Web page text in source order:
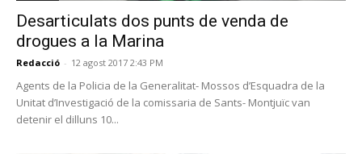
Desarticulats dos punts de venda de
drogues a la Marina
Redacció - 12 agost 2017 2:43 PM
Agents de la Policia de la Generalitat- Mossos d’Esquadra de la
Unitat d’Investigació de la comissaria de Sants- Montjuïc van
detenir el dilluns 10...